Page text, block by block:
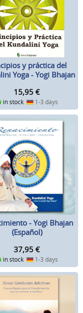
y práctica del
Yoga - Yogi Bhajan
15,95 €
in stock 1-3 days
- Yogi Bhajan
(Español)
37,95 €
in stock 1-3 days